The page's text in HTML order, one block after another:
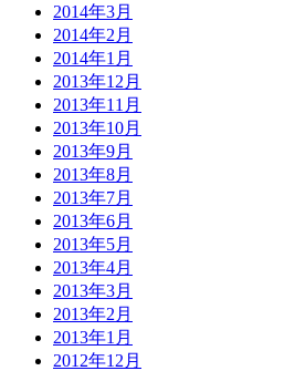
2014年3月
2014年2月
2014年1月
2013年12月
2013年11月
2013年10月
2013年9月
2013年8月
2013年7月
2013年6月
2013年5月
2013年4月
2013年3月
2013年2月
2013年1月
2012年12月